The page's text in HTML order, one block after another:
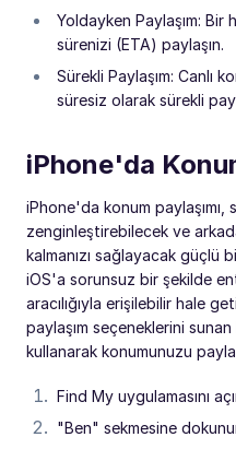
Yoldayken Paylaşım: Bir
sürenizi (ETA) paylaşın.
Sürekli Paylaşım: Canlı
süresiz olarak sürekli
iPhone'da
iPhone'da konum paylaşımı,
zenginleştirebilecek ve
kalmanızı sağlayacak güçlü
iOS'a sorunsuz bir şekilde
aracılığıyla erişilebilir hale
paylaşım seçeneklerini sunan
kullanarak konumunuzu
Find My uygulamasını
"Ben" sekmesine